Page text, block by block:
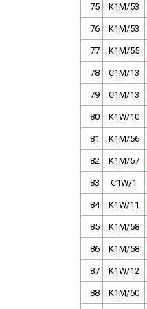
75 K1M/53
76 K1M/53
77 K1M/55
78 C1M/13
79 C1M/13
80 K1W/10
81 K1M/56
82 K1M/57
83 C1W/1
84 K1W/11
85 K1M/58
86 K1M/58
87 K1W/12
88 K1M/60